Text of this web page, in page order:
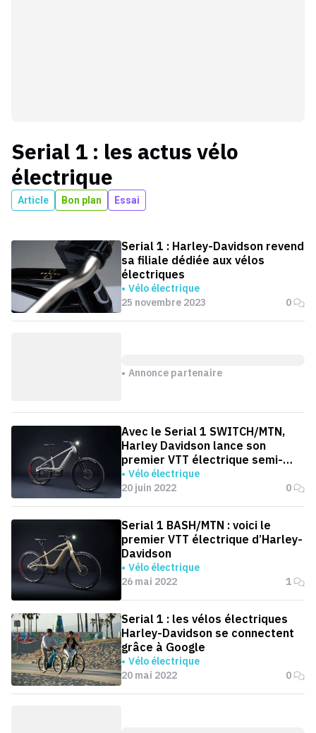
Serial 1 : les actus vélo
électrique
Article Bon plan Essai
Serial 1 : Harley-Davidson revend
sa filiale dédiée aux vélos
électriques
Vélo électrique
25 novembre 2023
0
Annonce partenaire
Avec le Serial 1 SWITCH/MTN,
Harley Davidson lance son
premier VTT électrique semi-
rigide
Vélo électrique
20 juin 2022
0
Serial 1 BASH/MTN : voici le
premier VTT électrique d’Harley-
Davidson
Vélo électrique
26 mai 2022
1
Serial 1 : les vélos électriques
Harley-Davidson se connectent
grâce à Google
Vélo électrique
20 mai 2022
0